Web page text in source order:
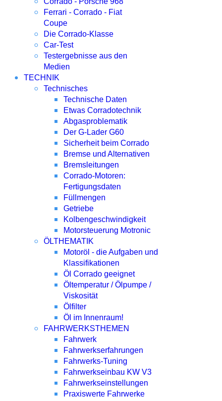
Ferrari - Corrado - Fiat
Coupe
Die Corrado-Klasse
Car-Test
Testergebnisse aus den
Medien
TECHNIK
Technisches
Technische Daten
Etwas Corradotechnik
Abgasproblematik
Der G-Lader G60
Sicherheit beim Corrado
Bremse und Alternativen
Bremsleitungen
Corrado-Motoren:
Fertigungsdaten
Füllmengen
Getriebe
Kolbengeschwindigkeit
Motorsteuerung Motronic
ÖLTHEMATIK
Motoröl - die Aufgaben und
Klassifikationen
Öl Corrado geeignet
Öltemperatur / Ölpumpe /
Viskosität
Ölfilter
Öl im Innenraum!
FAHRWERKSTHEMEN
Fahrwerk
Fahrwerkserfahrungen
Fahrwerks-Tuning
Fahrwerkseinbau KW V3
Fahrwerkseinstellungen
Praxiswerte Fahrwerke